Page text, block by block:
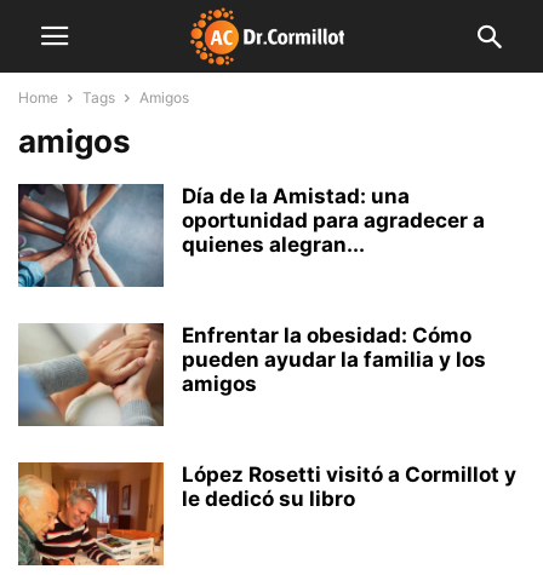
Home Tags Amigos
amigos
Día de la Amistad: una
oportunidad para agradecer a
quienes alegran...
Enfrentar la obesidad: Cómo
pueden ayudar la familia y los
amigos
López Rosetti visitó a Cormillot y
le dedicó su libro